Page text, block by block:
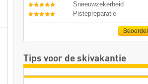
Sneeuwzekerheid
Pistepreparatie
Tips voor de skivakantie